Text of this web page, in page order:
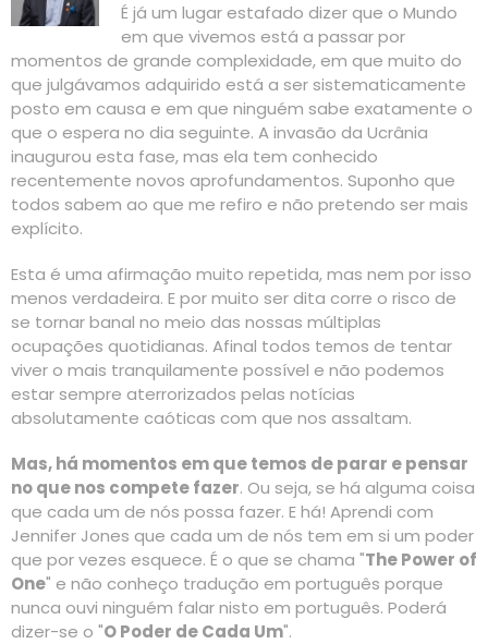
É já um lugar estafado dizer que o Mundo
em que vivemos está a passar por
momentos de grande complexidade, em que muito do
que julgávamos adquirido está a ser sistematicamente
posto em causa e em que ninguém sabe exatamente o
que o espera no dia seguinte. A invasão da Ucrânia
inaugurou esta fase, mas ela tem conhecido
recentemente novos aprofundamentos. Suponho que
todos sabem ao que me refiro e não pretendo ser mais
explícito.
Esta é uma afirmação muito repetida, mas nem por isso
menos verdadeira. E por muito ser dita corre o risco de
se tornar banal no meio das nossas múltiplas
ocupações quotidianas. Afinal todos temos de tentar
viver o mais tranquilamente possível e não podemos
estar sempre aterrorizados pelas notícias
absolutamente caóticas com que nos assaltam.
Mas, há momentos em que temos de parar e pensar
no que nos compete fazer. Ou seja, se há alguma coisa
que cada um de nós possa fazer. E há! Aprendi com
Jennifer Jones que cada um de nós tem em si um poder
que por vezes esquece. É o que se chama "The Power of
One" e não conheço tradução em português porque
nunca ouvi ninguém falar nisto em português. Poderá
dizer-se o "O Poder de Cada Um".